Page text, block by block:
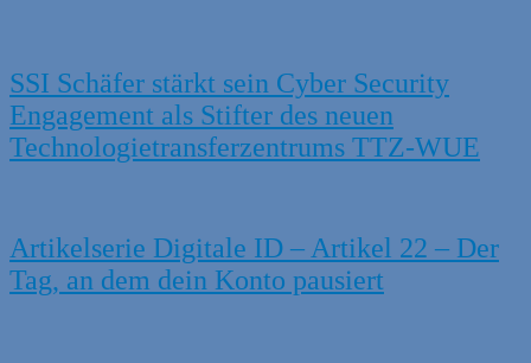
SSI Schäfer stärkt sein Cyber Security
Engagement als Stifter des neuen
Technologietransferzentrums TTZ‑WUE
Artikelserie Digitale ID – Artikel 22 – Der
Tag, an dem dein Konto pausiert